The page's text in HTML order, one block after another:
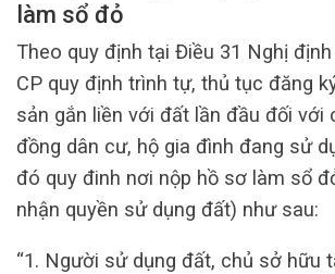
làm sổ đỏ
Theo quy định tại Điều 31 Nghị
CP quy định trình tự, thủ tục đăng
sản gắn liền với đất lần đầu đối với
đồng dân cư, hộ gia đình đang sử
đó quy đinh nơi nộp hồ sơ làm sổ
nhận quyền sử dụng đất) như sau:
“1. Người sử dụng đất, chủ sở hữu